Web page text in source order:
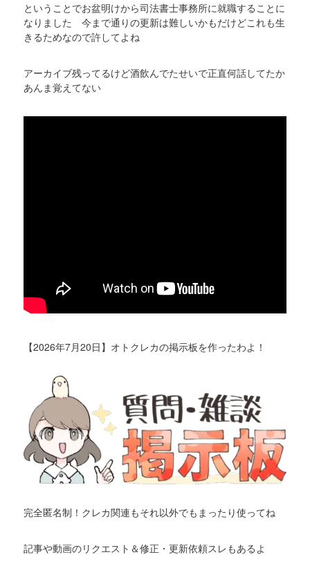
ということでお盆明けから司法書士事務所に就職することに
なりました 今まで通りの更新は難しいかもだけどこれも生
きるためなので許してよね
アーカイブ残ってるけど酒飲んでたせいで正直何話してたか
あんま覚えてない
【2026年7月20日】オトクレカの掲示板を作ったわよ！
完全匿名制！クレカ関連もそれ以外でもまったり使ってね
記事や動画のリクエスト＆修正・更新依頼スレもあるよ